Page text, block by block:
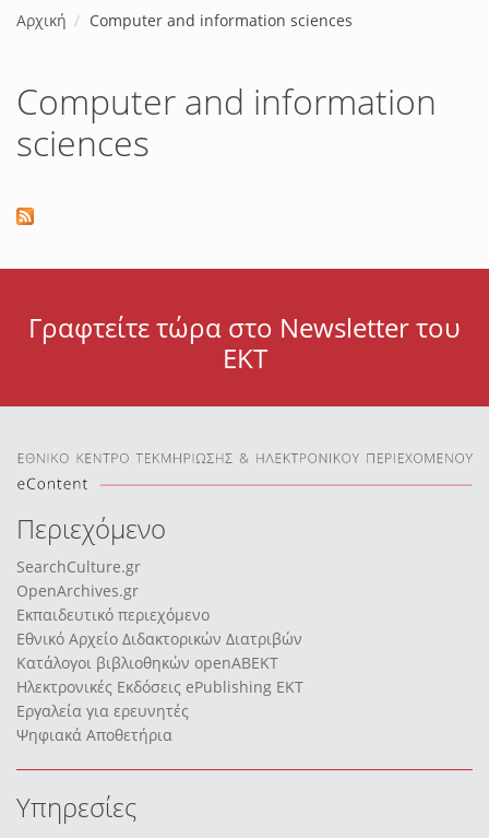
Αρχική Computer and information sciences
Computer and information
sciences
Γραφτείτε τώρα στο Newsletter του
ΕΚΤ
Περιεχόμενο
SearchCulture.gr
OpenArchives.gr
Εκπαιδευτικό περιεχόμενο
Εθνικό Αρχείο Διδακτορικών Διατριβών
Κατάλογοι βιβλιοθηκών openABEKT
Ηλεκτρονικές Εκδόσεις ePublishing EKT
Εργαλεία για ερευνητές
Ψηφιακά Αποθετήρια
Υπηρεσίες